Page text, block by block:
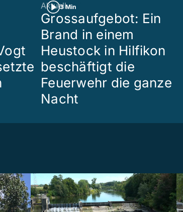
3 Min
Aktuell
Grossaufgebot: Ein
Brand in einem
Heustock in Hilfikon
beschäftigt die
Feuerwehr die ganze
Nacht